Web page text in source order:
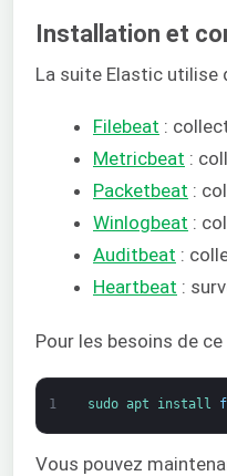
Installation et
La suite Elastic utilise
Filebeat :
Metricbeat :
Packetbeat :
Winlogbeat :
Auditbeat :
Heartbeat :
Pour les besoins de
1 sudo apt install
Vous pouvez